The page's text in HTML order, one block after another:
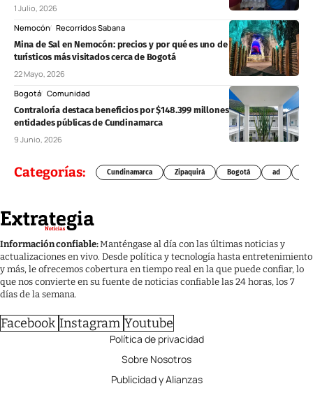
1 Julio, 2026
Nemocón Recorridos Sabana
Mina de Sal en Nemocón: precios y por qué es uno de los destinos
turísticos más visitados cerca de Bogotá
22 Mayo, 2026
Bogotá Comunidad
Contraloría destaca beneficios por $148.399 millones tras auditorías a
entidades públicas de Cundinamarca
9 Junio, 2026
Categorías: Cundinamarca Zipaquirá Bogotá ad
Información confiable:Manténgase al día con las últimas noticias y
actualizaciones en vivo. Desde política y tecnología hasta entretenimiento
y más, le ofrecemos cobertura en tiempo real en la que puede confiar, lo
que nos convierte en su fuente de noticias confiable las 24 horas, los 7
días de la semana.
Facebook Instagram Youtube
Política de privacidad
Sobre Nosotros
Publicidad y Alianzas